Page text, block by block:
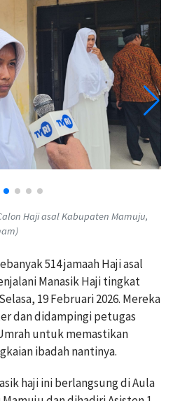
Haji asal Kabupaten Mamuju,
514 jamaah Haji asal
Manasik Haji tingkat
19 Februari 2026. Mereka
dan didampingi petugas
untuk memastikan
ibadah nantinya.
haji ini berlangsung di Aula